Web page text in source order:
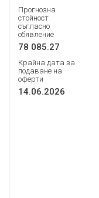
Прогнозна
стойност
съгласно
обявление
78 085.27
Крайна дата за
подаване на
оферти
14.06.2026